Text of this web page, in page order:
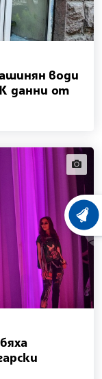
води
данни от